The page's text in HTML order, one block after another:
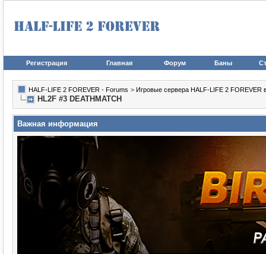
Регистрация Главная Форум Баны
HALF-LIFE 2 FOREVER - Forums > Игровые сервера HALF-LIFE 2 FOREVER
HL2F #3 DEATHMATCH
Важная информация